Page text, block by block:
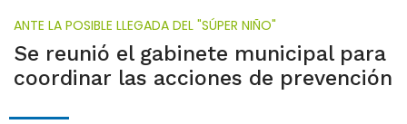
ANTE LA POSIBLE LLEGADA DEL "SÚPER NIÑO"
Se reunió el gabinete municipal para
coordinar las acciones de prevención